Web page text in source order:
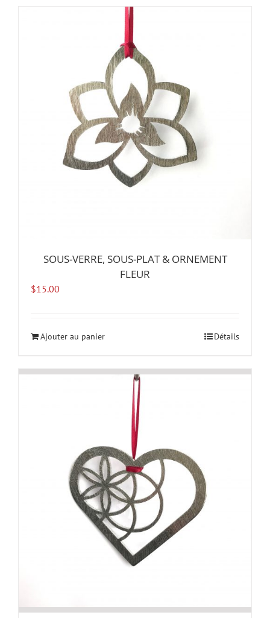
SOUS-VERRE, SOUS-PLAT & ORNEMENT
FLEUR
$15.00
Ajouter au panier Détails